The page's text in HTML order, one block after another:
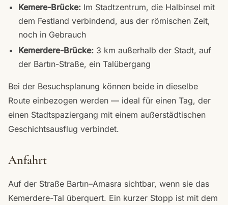
Kemere-Brücke: Im Stadtzentrum, die Halbinsel mit
dem Festland verbindend, aus der römischen Zeit,
noch in Gebrauch
Kemerdere-Brücke: 3 km außerhalb der Stadt, auf
der Bartın-Straße, ein Talübergang
Bei der Besuchsplanung können beide in dieselbe
Route einbezogen werden — ideal für einen Tag, der
einen Stadtspaziergang mit einem außerstädtischen
Geschichtsausflug verbindet.
Anfahrt
Auf der Straße Bartın–Amasra sichtbar, wenn sie das
Kemerdere-Tal überquert. Ein kurzer Stopp ist mit dem